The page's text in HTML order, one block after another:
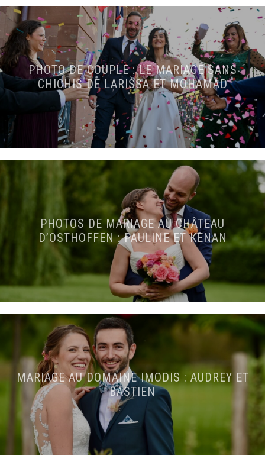
PHOTO DE COUPLE : LE MARIAGE SANS
CHICHIS DE LARISSA ET MOHAMAD
PHOTOS DE MARIAGE AU CHÂTEAU
D’OSTHOFFEN : PAULINE ET KENAN
MARIAGE AU DOMAINE IMODIS : AUDREY ET
BASTIEN